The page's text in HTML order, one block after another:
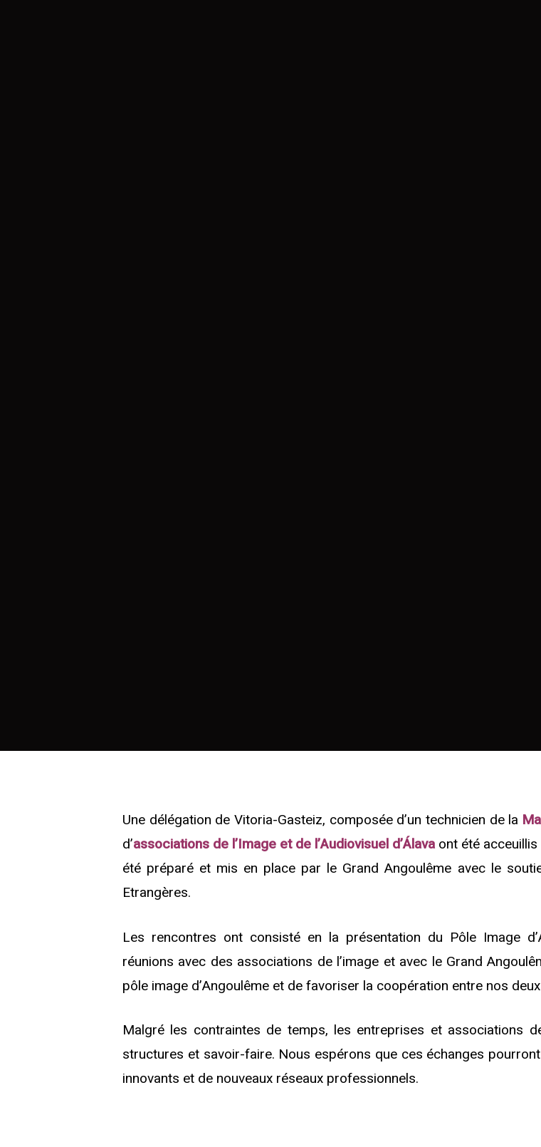
Une délégation de Vitoria-Gasteiz, composée d’un technicien de la
d’associations de l’Image et de l’Audiovisuel d’Álava ont été
été préparé et mis en place par le Grand Angoulême avec le
Etrangères.
Les rencontres ont consisté en la présentation du Pôle Image
réunions avec des associations de l’image et avec le Grand
pôle image d’Angoulême et de favoriser la coopération entre nos
Malgré les contraintes de temps, les entreprises et associations
structures et savoir-faire. Nous espérons que ces échanges
innovants et de nouveaux réseaux professionnels.